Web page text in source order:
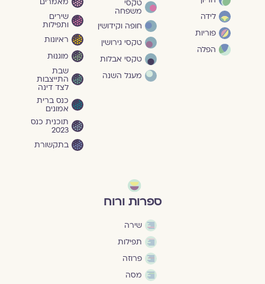
לידה
פוריות
הפלה
טקסי
משפחה
חופה וקידושין
טקסי גירושין
טקסי אבלות
מעגל השנה
שירים
ותפילות
ראיונות
מוגנוּת
שבת
התייצבות
לצד דינה
כנס ברית
אמונים
תוכנית כנס
2023
בתקשורת
ספרות ורוח
שירה
תפילות
פרוזה
מסה